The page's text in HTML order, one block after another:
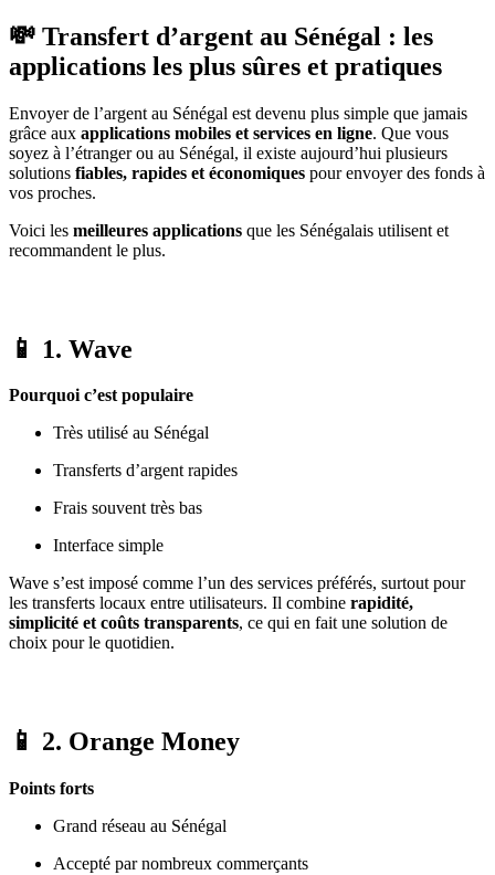
💸 Transfert d’argent au Sénégal : les
applications les plus sûres et pratiques
Envoyer de l’argent au Sénégal est devenu plus simple que jamais
grâce aux applications mobiles et services en ligne. Que vous
soyez à l’étranger ou au Sénégal, il existe aujourd’hui plusieurs
solutions fiables, rapides et économiques pour envoyer des fonds à
vos proches.
Voici les meilleures applications que les Sénégalais utilisent et
recommandent le plus.
📱 1. Wave
Pourquoi c’est populaire
Très utilisé au Sénégal
Transferts d’argent rapides
Frais souvent très bas
Interface simple
Wave s’est imposé comme l’un des services préférés, surtout pour
les transferts locaux entre utilisateurs. Il combine rapidité,
simplicité et coûts transparents, ce qui en fait une solution de
choix pour le quotidien.
📱 2. Orange Money
Points forts
Grand réseau au Sénégal
Accepté par nombreux commerçants